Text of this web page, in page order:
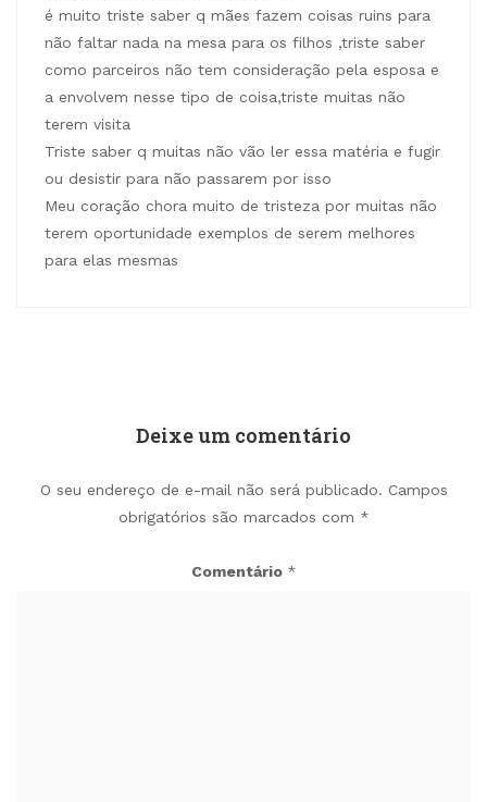
é muito triste saber q mães fazem coisas ruins para
não faltar nada na mesa para os filhos ,triste saber
como parceiros não tem consideração pela esposa e
a envolvem nesse tipo de coisa,triste muitas não
terem visita
Triste saber q muitas não vão ler essa matéria e fugir
ou desistir para não passarem por isso
Meu coração chora muito de tristeza por muitas não
terem oportunidade exemplos de serem melhores
para elas mesmas
Deixe um comentário
O seu endereço de e-mail não será publicado. Campos
obrigatórios são marcados com *
Comentário *